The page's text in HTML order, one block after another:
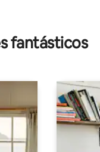
fantásticos